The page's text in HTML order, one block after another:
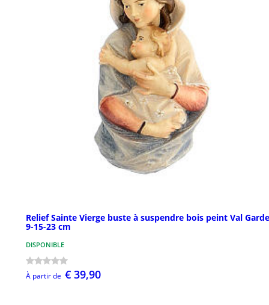
Relief Sainte Vierge buste à suspendre bois peint Val
9-15-23 cm
DISPONIBLE
À partir de € 39,90